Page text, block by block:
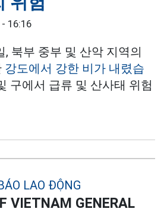
16:16
, 북부 중부 및 산악 지역의
강도에서 강한 비가 내렸습
구에서 급류 및 산사태 위험
VIETNAM GENERAL